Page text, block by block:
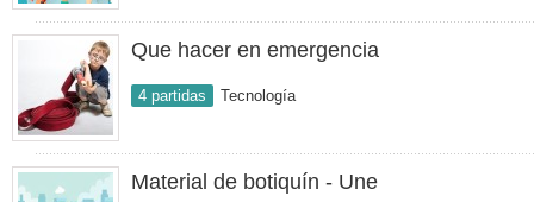
Que hacer en emergencia
4 partidas Tecnología
Material de botiquín - Une